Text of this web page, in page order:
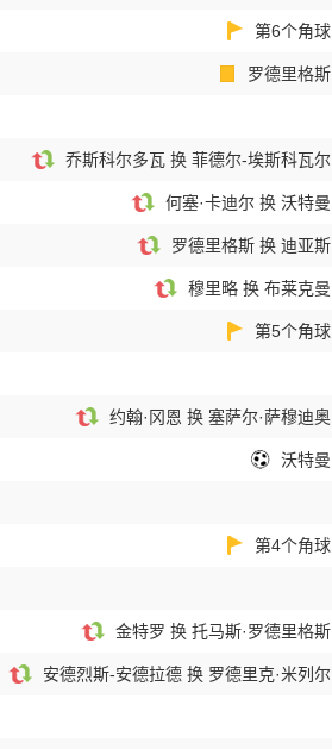
第6个角球
罗德里格斯
乔斯科尔多瓦 换 菲德尔-埃斯科瓦尔
何塞·卡迪尔 换 沃特曼
罗德里格斯 换 迪亚斯
穆里略 换 布莱克曼
第5个角球
约翰·冈恩 换 塞萨尔·萨穆迪奥
沃特曼
第4个角球
金特罗 换 托马斯·罗德里格斯
安德烈斯-安德拉德 换 罗德里克·米列尔